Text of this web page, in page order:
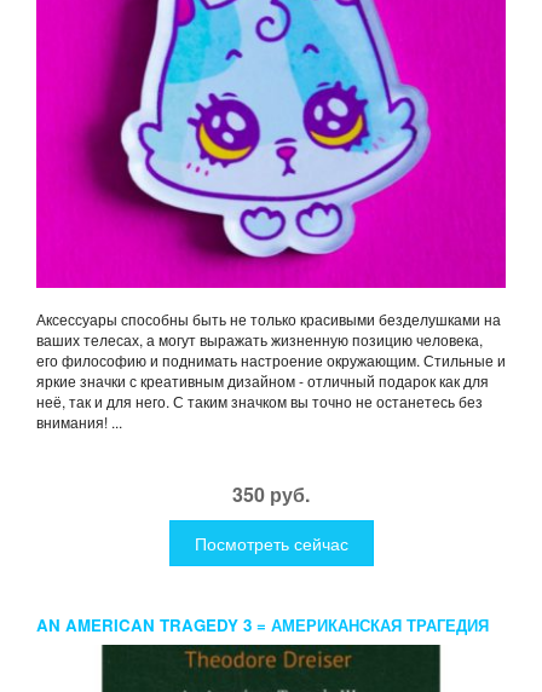
Аксессуары способны быть не только красивыми безделушками на
ваших телесах, а могут выражать жизненную позицию человека,
его философию и поднимать настроение окружающим. Стильные и
яркие значки с креативным дизайном - отличный подарок как для
неё, так и для него. С таким значком вы точно не останетесь без
внимания! ...
350 руб.
Посмотреть сейчас
AN AMERICAN TRAGEDY 3 = АМЕРИКАНСКАЯ ТРАГЕДИЯ
3: КН. НА АНГЛ.ЯЗ. DREISER T.